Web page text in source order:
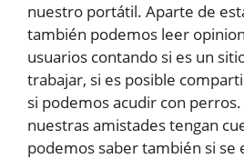
nuestro portátil. Aparte de
también podemos leer
usuarios contando si es un
trabajar, si es posible
si podemos acudir con perros.
nuestras amistades tengan
podemos saber también si se